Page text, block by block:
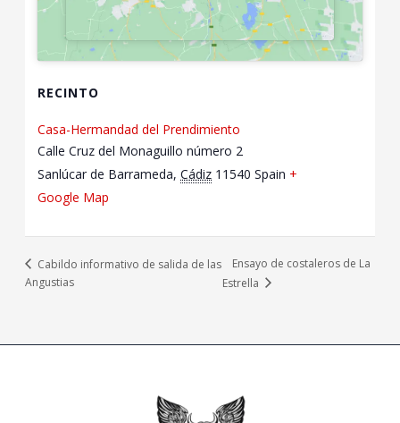
RECINTO
Casa-Hermandad del Prendimiento
Calle Cruz del Monaguillo número 2
Sanlúcar de Barrameda, Cádiz 11540 Spain +
Google Map
Cabildo informativo de salida de las
Angustias
Ensayo de costaleros de La
Estrella